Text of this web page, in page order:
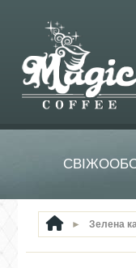
► Зелена